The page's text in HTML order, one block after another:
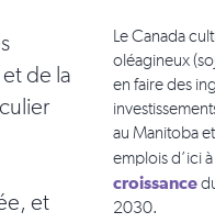
de la
et
Le Canada
oléagineux
en faire des
au Manitoba
emplois d’ici
croissance
2030.